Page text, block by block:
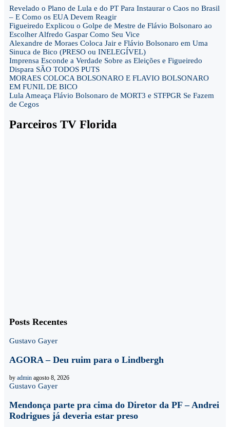
Revelado o Plano de Lula e do PT Para Instaurar o Caos no Brasil
– E Como os EUA Devem Reagir
Figueiredo Explicou o Golpe de Mestre de Flávio Bolsonaro ao
Escolher Alfredo Gaspar Como Seu Vice
Alexandre de Moraes Coloca Jair e Flávio Bolsonaro em Uma
Sinuca de Bico (PRESO ou INELEGÍVEL)
Imprensa Esconde a Verdade Sobre as Eleições e Figueiredo
Dispara SÃO TODOS PUTS
MORAES COLOCA BOLSONARO E FLAVIO BOLSONARO
EM FUNIL DE BICO
Lula Ameaça Flávio Bolsonaro de MORT3 e STFPGR Se Fazem
de Cegos
Parceiros TV Florida
Posts Recentes
Gustavo Gayer
AGORA – Deu ruim para o Lindbergh
by admin agosto 8, 2026
Gustavo Gayer
Mendonça parte pra cima do Diretor da PF – Andrei
Rodrigues já deveria estar preso